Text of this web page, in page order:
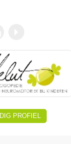
PROFIEL